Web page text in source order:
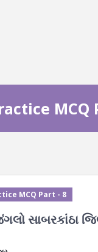
MCQ
MCQ Part - 8
સાબરકાંઠા